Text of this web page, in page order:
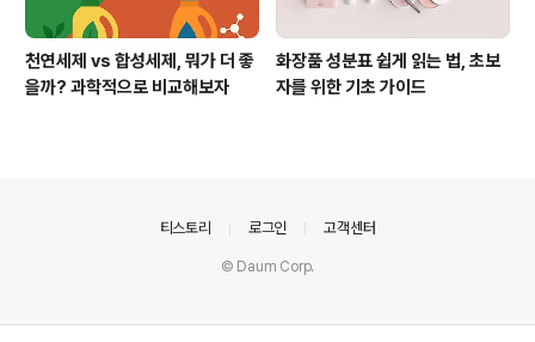
천연세제 vs 합성세제, 뭐가 더 좋
을까? 과학적으로 비교해보자
화장품 성분표 쉽게 읽는 법, 초보
자를 위한 기초 가이드
티스토리 로그인 고객센터
© Daum Corp.